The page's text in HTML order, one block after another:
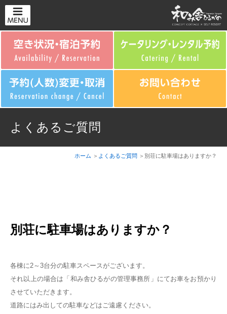
よくあるご質問
ホーム よくあるご質問 別荘に駐車場はありますか？
別荘に駐車場はありますか？
各棟に2～3台分の駐車スペースがございます。
それ以上の場合は「和み舎ひるがの管理事務所」にてお車をお預かり
させていただきます。
道路にはみ出しての駐車などはご遠慮ください。